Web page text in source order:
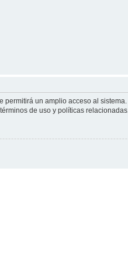
un amplio acceso al
de uso y políticas